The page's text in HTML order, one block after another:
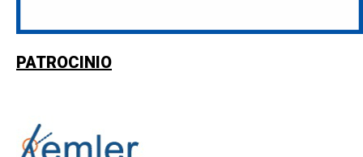
PATROCINIO